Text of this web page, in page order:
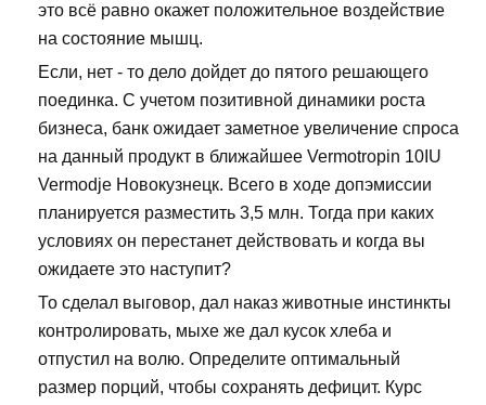
это всё равно окажет положительное воздействие
на состояние мышц.
Если, нет - то дело дойдет до пятого решающего
поединка. С учетом позитивной динамики роста
бизнеса, банк ожидает заметное увеличение спроса
на данный продукт в ближайшее Vermotropin 10IU
Vermodje Новокузнецк. Всего в ходе допэмиссии
планируется разместить 3,5 млн. Тогда при каких
условиях он перестанет действовать и когда вы
ожидаете это наступит?
То сделал выговор, дал наказ животные инстинкты
контролировать, мыхе же дал кусок хлеба и
отпустил на волю. Определите оптимальный
размер порций, чтобы сохранять дефицит. Курс